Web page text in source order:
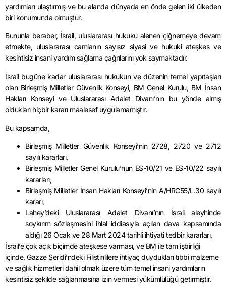
yardımları ulaştırmış ve bu alanda dünyada en önde gelen iki ülkeden
biri konumunda olmuştur.
Bununla beraber, İsrail, uluslararası hukuku alenen çiğnemeye devam
etmekte, uluslararası camianın sayısız siyasi ve hukuki ateşkes ve
kesintisiz insani yardım sağlama çağrılarını yok saymaktadır.
İsrail bugüne kadar uluslararası hukukun ve düzenin temel yapıtaşları
olan Birleşmiş Milletler Güvenlik Konseyi, BM Genel Kurulu, BM İnsan
Hakları Konseyi ve Uluslararası Adalet Divanı’nın bu yönde almış
oldukları hiçbir kararı maalesef uygulamamıştır.
Bu kapsamda,
Birleşmiş Milletler Güvenlik Konseyi’nin 2728, 2720 ve 2712
sayılı kararları,
Birleşmiş Milletler Genel Kurulu’nun ES-10/21 ve ES-10/22 sayılı
kararları,
Birleşmiş Milletler İnsan Hakları Konseyi’nin A/HRC55/L.30 sayılı
kararı,
Lahey’deki Uluslararası Adalet Divanı’nın İsrail aleyhinde
soykırım sözleşmesini ihlal iddiasıyla açılan dava kapsamında
aldığı 26 Ocak ve 28 Mart 2024 tarihli ihtiyati tedbir kararları,
İsrail’e çok açık biçimde ateşkese varması, ve BM ile tam işbirliği
içinde, Gazze Şeridi’ndeki Filistinlilere ihtiyaç duydukları tıbbi malzeme
ve sağlık hizmetleri dahil olmak üzere tüm temel insani yardımların
kesintisiz şekilde sağlanmasına izin vermesi yükümlülüğü getirmiştir.